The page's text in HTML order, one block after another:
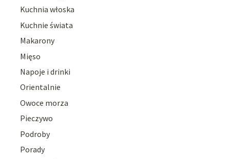
Kuchnia włoska
Kuchnie świata
Makarony
Mięso
Napoje i drinki
Orientalnie
Owoce morza
Pieczywo
Podroby
Porady